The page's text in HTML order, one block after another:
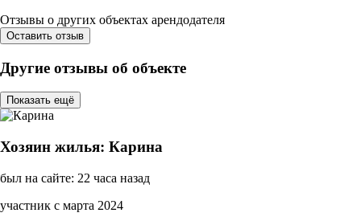
Отзывы о других объектах арендодателя
Оставить отзыв
Другие отзывы об объекте
Показать ещё
Хозяин жилья: Карина
был на сайте: 22 часа назад
участник с марта 2024